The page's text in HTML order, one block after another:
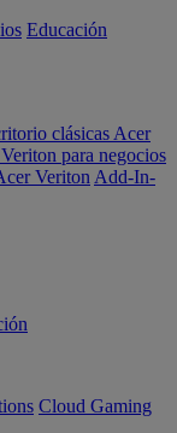
Educación
clásicas Acer
para negocios
Veriton Add-In-
Cloud Gaming